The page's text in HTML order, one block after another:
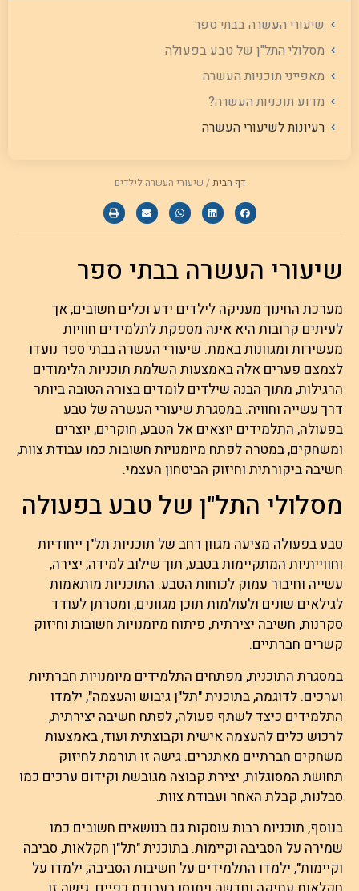
שיעורי העשרה בבתי ספר
מסלולי התל"ן של טבע בפעולה
מאפייני תוכניות העשרה
מדוע תוכניות העשרה?
רעיונות לשיעורי העשרה
דף הבית/ שיעורי העשרה לילדים
שיעורי העשרה בבתי ספר
מערכת החינוך מעניקה לילדים ידע וכלים חשובים, אך
לעיתים קרובות היא אינה מספקת לתלמידים חוויות
מעשירות ומגוונות באמת. שיעורי העשרה בבתי ספר נועדו
לצמצם פערים אלה באמצעות השלמת תוכניות הלימודים
הרגילות, מתוך הבנה שילדים לומדים בצורה הטובה ביותר
דרך עשייה וחוויה. במסגרת שיעורי העשרה של טבע
בפעולה, התלמידים יוצאים אל הטבע, חוקרים, יוצרים
ומשחקים, במטרה לפתח מיומנויות חשובות כמו עבודת צוות,
חשיבה ביקורתית וחיזוק הביטחון העצמי.
מסלולי התל"ן של טבע בפעולה
טבע בפעולה מציעה מגוון רחב של תוכניות תל"ן ייחודיות
וחווייתיות המתקיימות בטבע, תוך שילוב למידה, יצירה,
עשייה וחיבור עמוק לכוחות הטבע. התוכניות מותאמות
לגילאים שונים ולעולמות תוכן מגוונים, ומטרתן לעודד
סקרנות, חשיבה יצירתית, פיתוח מיומנויות חשובות וחיזוק
קשרים חברתיים.
במסגרת התוכנית, מפתחים התלמידים מיומנויות חברתיות
וערכים. לדוגמה, בתוכנית "תל"ן גיבוש והעצמה", ילמדו
התלמידים כיצד לשתף פעולה, לפתח חשיבה יצירתית,
לרכוש כלים להעצמה אישית וקבוצתית ועוד, באמצעות
משחקים חברתיים מאתגרים. גישה זו תורמת לחיזוק
תחושת המסוגלות, יצירת קבוצה מגובשת וקידום ערכים כמו
סבלנות, קבלת האחר ועבודת צוות.
בנוסף, תוכניות רבות עוסקות גם בנושאים חשובים כמו
שמירה על הסביבה וקיימות. בתוכנית "תל"ן חקלאות, סביבה
וקיימות", ילמדו התלמידים על חשיבות הסביבה, ילמדו על